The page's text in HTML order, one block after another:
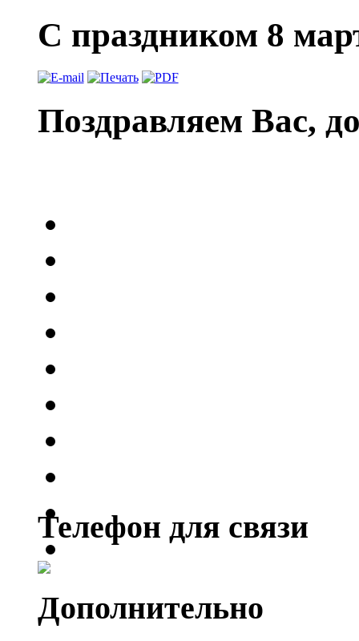
С праздником 8
Поздравляем Вас,
Телефон для связи
Дополнительно